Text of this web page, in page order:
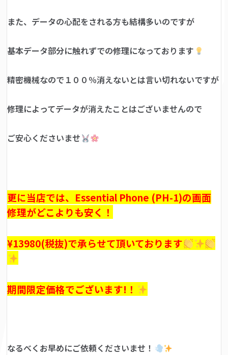
また、データの心配をされる方も結構多いのですが
基本データ部分に触れずでの修理になっております
精密機械なので１００％消えないとは言い切れないですが
修理によってデータが消えたことはございませんので
ご安心くださいませ
更に当店では、Essential Phone (PH-1)の画面
修理がどこよりも安く！
¥13980(税抜)で承らせて頂いております
期間限定価格でございます!！
なるべくお早めにご依頼くださいませ！